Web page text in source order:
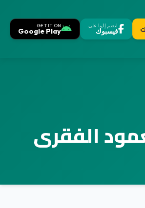
انضم إلينا على
فيسبوك
GET IT ON
Google Play
الفقرى